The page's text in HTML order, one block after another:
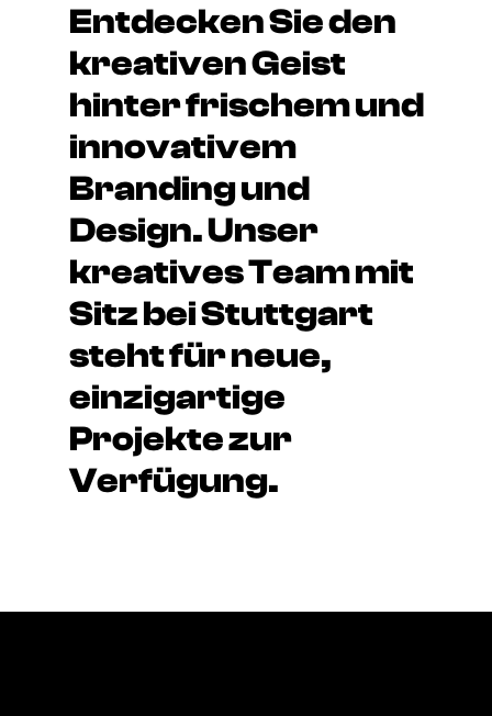
Entdecken Sie den
kreativen Geist
hinter frischem und
innovativem
Branding und
Design. Unser
kreatives Team mit
Sitz bei Stuttgart
steht für neue,
einzigartige
Projekte zur
Verfügung.